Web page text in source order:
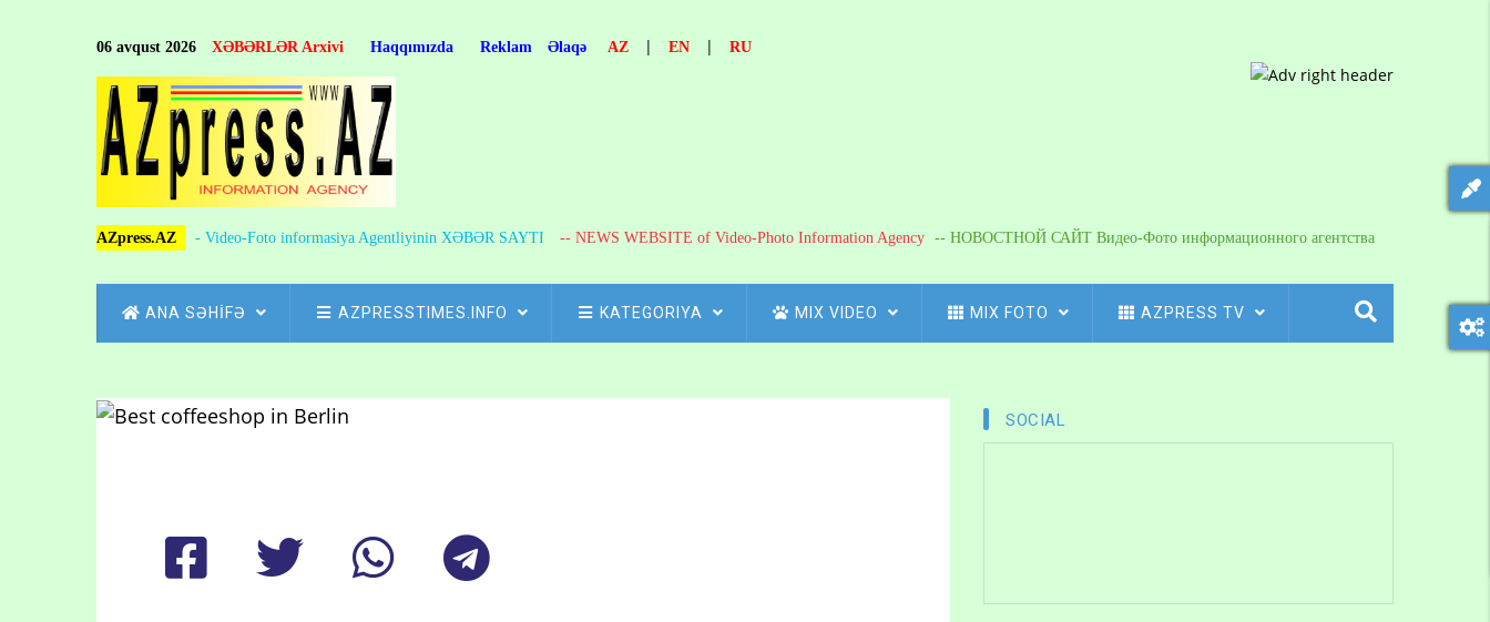
06 avqust 2026 XƏBƏRLƏR Arxivi Haqqımızda Reklam Əlaqə AZ | EN | RU
AZpress.AZ - Video-Foto informasiya Agentliyinin XƏBƏR SAYTI -- NEWS WEBSITE of Video-Photo Information Agency -- НОВОСТНОЙ САЙТ Видео-Фото информационного агентства
MAIN
NAVIGATION
ANA SƏHİFƏ AZPRESSTIMES.INFO KATEGORIYA MIX VIDEO MIX FOTO AZPRESS TV
Breadcrumb SOCIAL